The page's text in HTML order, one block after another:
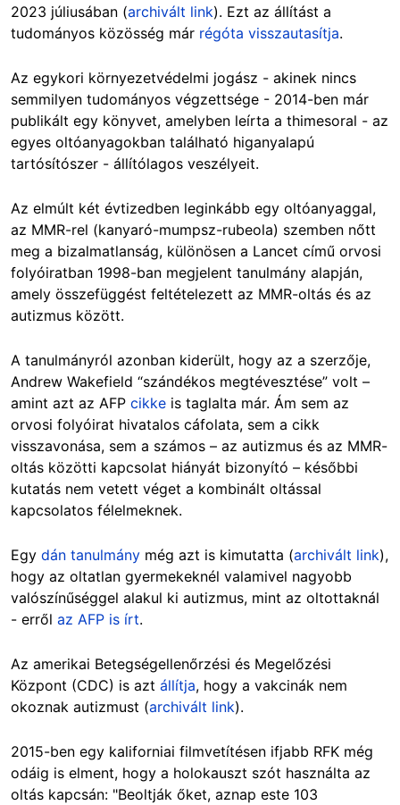
2023 júliusában (archivált link). Ezt az állítást a
tudományos közösség már régóta visszautasítja.
Az egykori környezetvédelmi jogász - akinek nincs
semmilyen tudományos végzettsége - 2014-ben már
publikált egy könyvet, amelyben leírta a thimesoral - az
egyes oltóanyagokban található higanyalapú
tartósítószer - állítólagos veszélyeit.
Az elmúlt két évtizedben leginkább egy oltóanyaggal,
az MMR-rel (kanyaró-mumpsz-rubeola) szemben nőtt
meg a bizalmatlanság, különösen a Lancet című orvosi
folyóiratban 1998-ban megjelent tanulmány alapján,
amely összefüggést feltételezett az MMR-oltás és az
autizmus között.
A tanulmányról azonban kiderült, hogy az a szerzője,
Andrew Wakefield “szándékos megtévesztése” volt –
amint azt az AFP cikke is taglalta már. Ám sem az
orvosi folyóirat hivatalos cáfolata, sem a cikk
visszavonása, sem a számos – az autizmus és az MMR-
oltás közötti kapcsolat hiányát bizonyító – későbbi
kutatás nem vetett véget a kombinált oltással
kapcsolatos félelmeknek.
Egy dán tanulmány még azt is kimutatta (archivált link),
hogy az oltatlan gyermekeknél valamivel nagyobb
valószínűséggel alakul ki autizmus, mint az oltottaknál
- erről az AFP is írt.
Az amerikai Betegségellenőrzési és Megelőzési
Központ (CDC) is azt állítja, hogy a vakcinák nem
okoznak autizmust (archivált link).
2015-ben egy kaliforniai filmvetítésen ifjabb RFK még
odáig is elment, hogy a holokauszt szót használta az
oltás kapcsán: "Beoltják őket, aznap este 103